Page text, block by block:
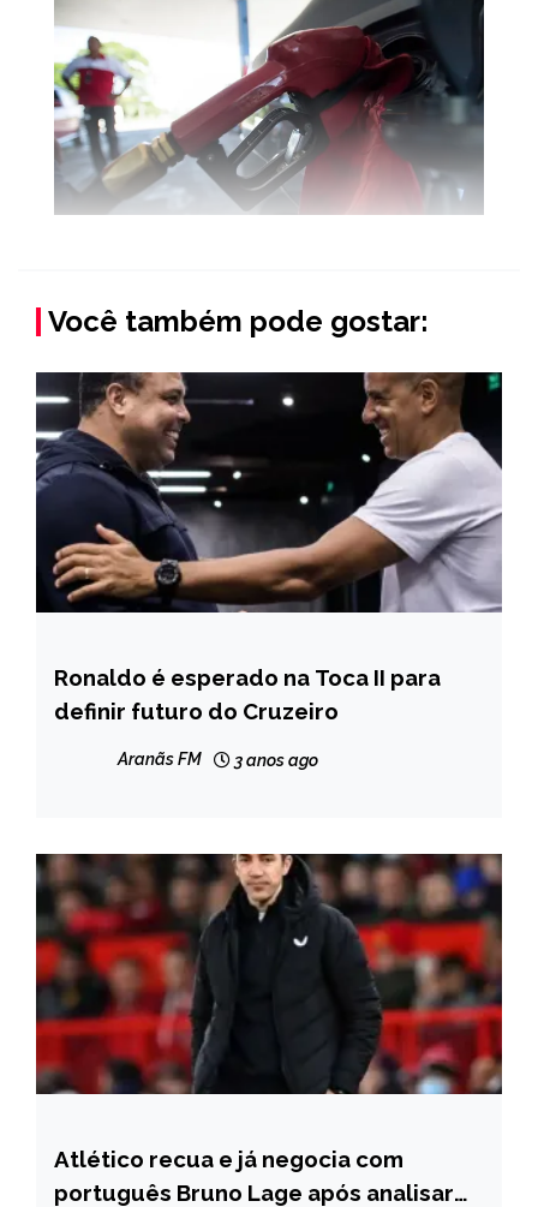
Você também pode gostar:
ESPORTES
Ronaldo é esperado na Toca II para
definir futuro do Cruzeiro
Aranãs FM 3 anos ago
ESPORTES
Atlético recua e já negocia com
português Bruno Lage após analisar